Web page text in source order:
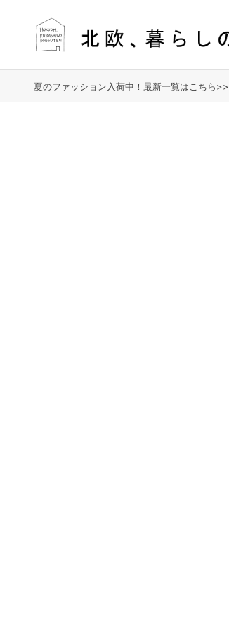
夏のファッション入荷中！最新一覧はこちら>>